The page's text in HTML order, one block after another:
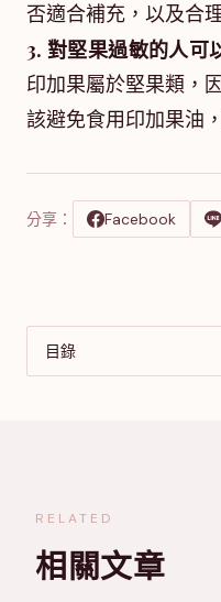
否適合補充，以及合
3. 對堅果過敏的人可
印加果屬於堅果類，
該避免食用印加果油
分享： Facebook
目錄
RELATED
相關文章